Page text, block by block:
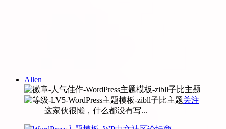
Allen
关注
这家伙很懒，什么都没有写...